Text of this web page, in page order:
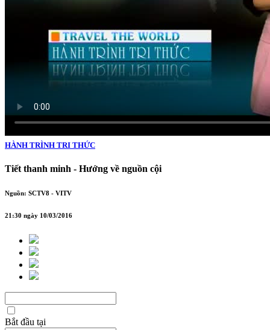
HÀNH TRÌNH TRI THỨC
Tiết thanh minh - Hướng về nguồn cội
Nguồn: SCTV8 - VITV
21:30 ngày 10/03/2016
Bắt đầu tại